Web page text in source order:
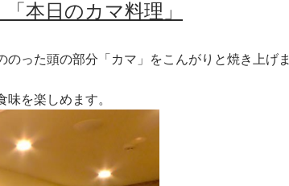
本日のカマ料理」
った頭の部分「カマ」をこんがりと焼き上げま
を楽しめます。